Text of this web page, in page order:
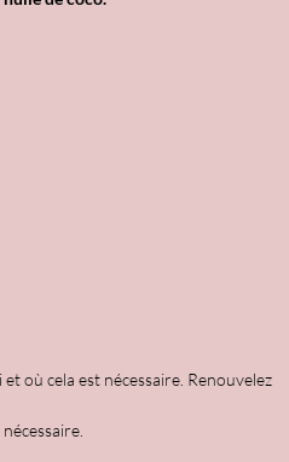
où cela est nécessaire. Renouvelez